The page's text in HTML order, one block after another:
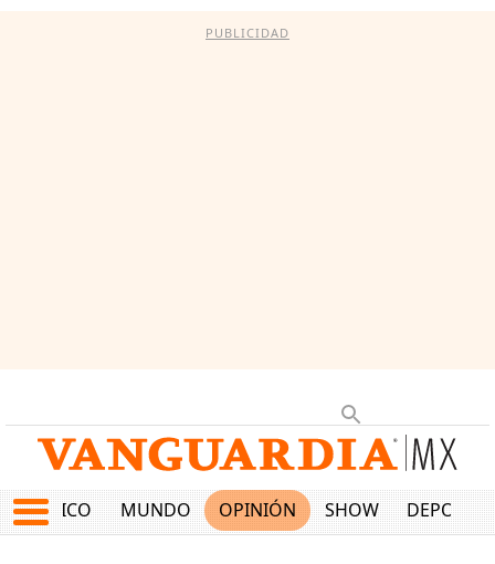
PUBLICIDAD
MÉXICO MUNDO OPINIÓN SHOW